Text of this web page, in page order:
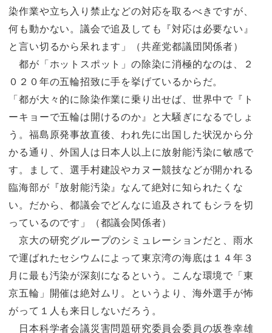
染作業や立ち入り禁止などの対応を取るべきですが、
何も動かない。議会で追及しても『対応は必要ない』
と言い切るから呆れます」（共産党都議団関係者）
都が「ホットスポット」の除染に消極的なのは、２
０２０年の五輪招致に手を挙げているからだ。
「都が大々的に除染作業に乗り出せば、世界中で『ト
ーキョーで五輪は開けるのか』と大騒ぎになるでしょ
う。福島原発事故直後、われ先に出国した状況から分
かる通り、外国人は日本人以上に放射能汚染に敏感で
す。まして、選手村建設やカヌー競技などが開かれる
臨海部が『放射能汚染』なんて絶対に知られたくな
い。だから、都議会でどんなに追及されてもシラを切
っているのです」（都議会関係者）
京大の研究グループのシミュレーションだと、雨水
で運ばれたセシウムによって東京湾の海底は１４年３
月に最も汚染が深刻になるという。こんな環境で「東
京五輪」開催は絶対ムリ。というより、海外選手が怖
がって１人も来日しないだろう。
日本科学者会議災害問題研究委員会委員の坂巻幸雄